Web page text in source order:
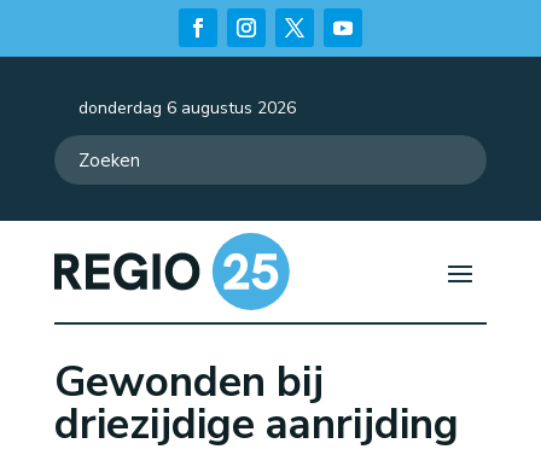
donderdag 6 augustus 2026
Gewonden bij
driezijdige aanrijding